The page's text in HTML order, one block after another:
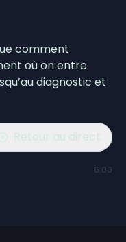
comment
où on entre
diagnostic et
Retour au direct
6:00